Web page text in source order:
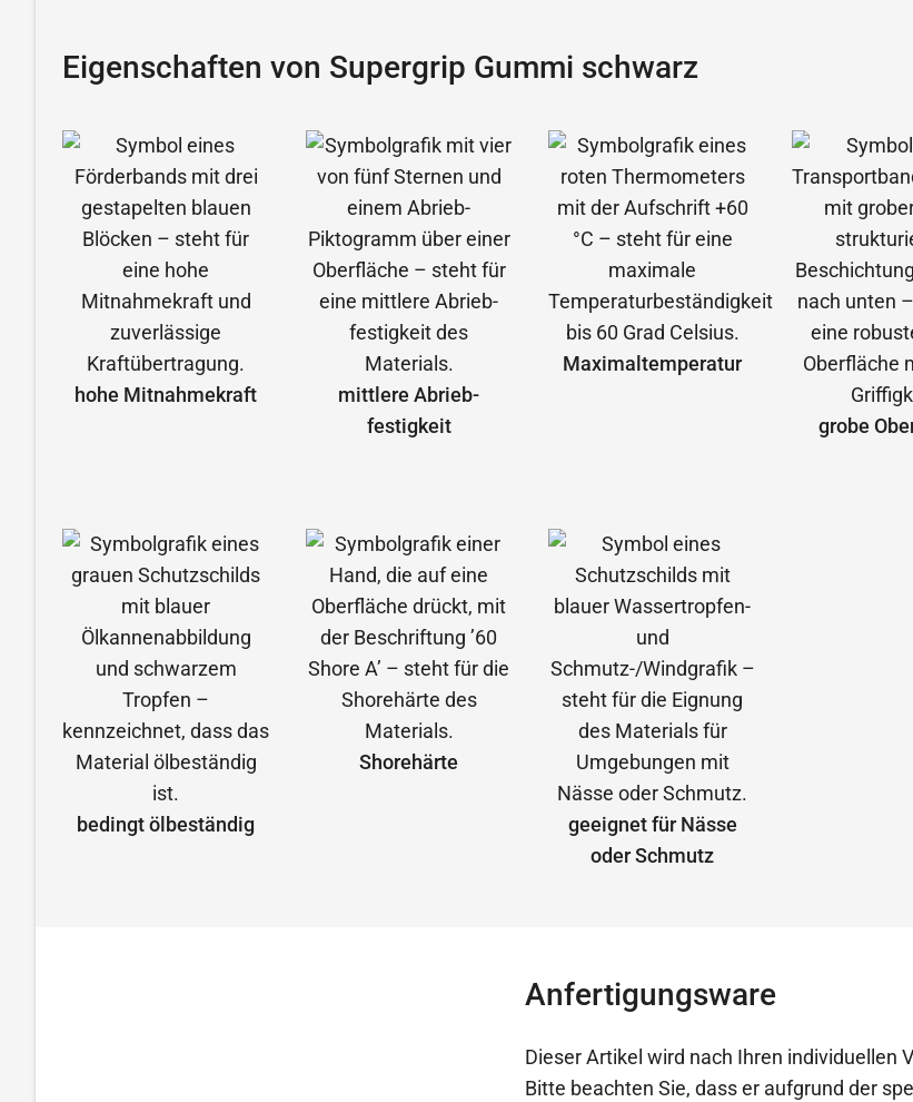
Eigenschaften von Supergrip Gummi schwarz
hohe Mitnahmekraft
mittlere Abrieb­
festigkeit
Maximal­temperatur
grobe
bedingt ölbeständig
Shorehärte
geeignet für Nässe
oder Schmutz
Anfertigungsware
Dieser Artikel wird nach Ihren individuellen
Bitte beachten Sie, dass er aufgrund der